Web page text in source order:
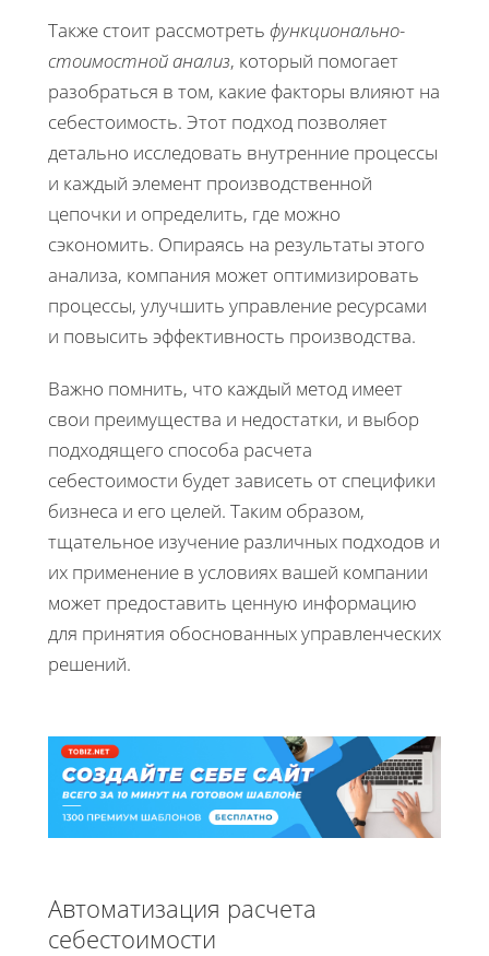
Также стоит рассмотреть функционально-
стоимостной анализ, который помогает
разобраться в том, какие факторы влияют на
себестоимость. Этот подход позволяет
детально исследовать внутренние процессы
и каждый элемент производственной
цепочки и определить, где можно
сэкономить. Опираясь на результаты этого
анализа, компания может оптимизировать
процессы, улучшить управление ресурсами
и повысить эффективность производства.
Важно помнить, что каждый метод имеет
свои преимущества и недостатки, и выбор
подходящего способа расчета
себестоимости будет зависеть от специфики
бизнеса и его целей. Таким образом,
тщательное изучение различных подходов и
их применение в условиях вашей компании
может предоставить ценную информацию
для принятия обоснованных управленческих
решений.
Автоматизация расчета
себестоимости